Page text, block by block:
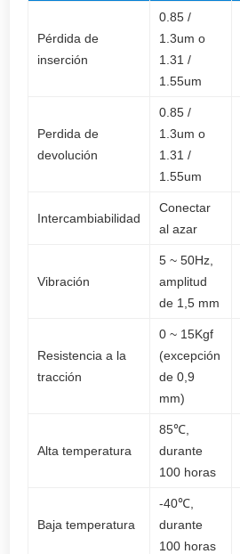
Pérdida de
inserción
0.85 /
1.3um o
1.31 /
1.55um
Perdida de
devolución
0.85 /
1.3um o
1.31 /
1.55um
Intercambiabilidad
Conectar
al azar
Vibración
5 ~ 50Hz,
amplitud
de 1,5 mm
Resistencia a la
tracción
0 ~ 15Kgf
(excepción
de 0,9
mm)
Alta temperatura
85℃,
durante
100 horas
Baja temperatura
-40℃,
durante
100 horas